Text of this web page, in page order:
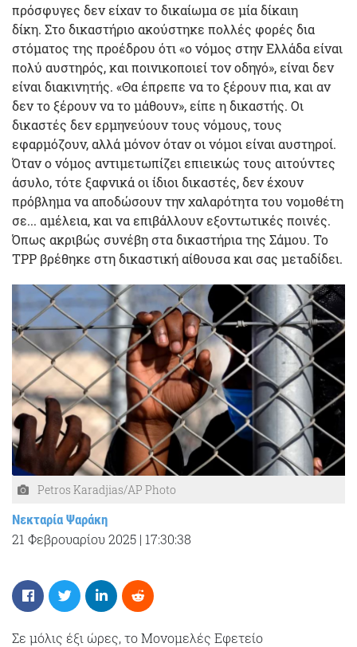
πρόσφυγες δεν είχαν το δικαίωμα σε μία δίκαιη
δίκη. Στο δικαστήριο ακούστηκε πολλές φορές δια
στόματος της προέδρου ότι «ο νόμος στην Ελλάδα είναι
πολύ αυστηρός, και ποινικοποιεί τον οδηγό», είναι δεν
είναι διακινητής. «Θα έπρεπε να το ξέρουν πια, και αν
δεν το ξέρουν να το μάθουν», είπε η δικαστής. Οι
δικαστές δεν ερμηνεύουν τους νόμους, τους
εφαρμόζουν, αλλά μόνον όταν οι νόμοι είναι αυστηροί.
Όταν ο νόμος αντιμετωπίζει επιεικώς τους αιτούντες
άσυλο, τότε ξαφνικά οι ίδιοι δικαστές, δεν έχουν
πρόβλημα να αποδώσουν την χαλαρότητα του νομοθέτη
σε... αμέλεια, και να επιβάλλουν εξοντωτικές ποινές.
Όπως ακριβώς συνέβη στα δικαστήρια της Σάμου. To
TPP βρέθηκε στη δικαστική αίθουσα και σας μεταδίδει.
Petros Karadjias/AP Photo
Νεκταρία Ψαράκη
21 Φεβρουαρίου 2025 | 17:30:38
Σε μόλις έξι ώρες, το Μονομελές Εφετείο